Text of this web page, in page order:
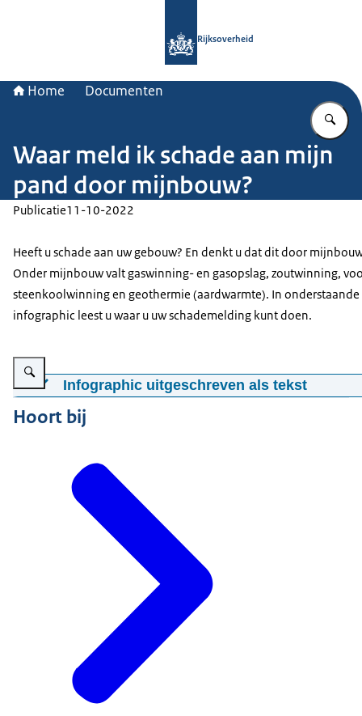
Rijksoverheid
Home Documenten
Waar meld ik schade aan mijn
pand door mijnbouw?
Publicatie11-10-2022
Heeft u schade aan uw gebouw? En denkt u dat dit door
Onder mijnbouw valt gaswinning- en gasopslag, zoutwinning,
steenkoolwinning en geothermie (aardwarmte). In onderstaande
infographic leest u waar u uw schademelding kunt doen.
Vergroot afbeelding Infographic: Zie de onderstaande tekst voor informatie
Infographic uitgeschreven als tekst
Waar meld ik schade aan mijn
Mijn pand staat buiten het Groningenveld en
Commissie Mijnbouwschade (CM)
Hoort bij